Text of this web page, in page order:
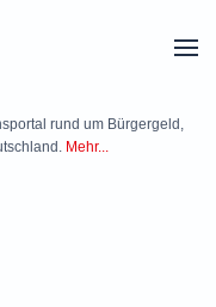
rund um Bürgergeld,
Mehr...